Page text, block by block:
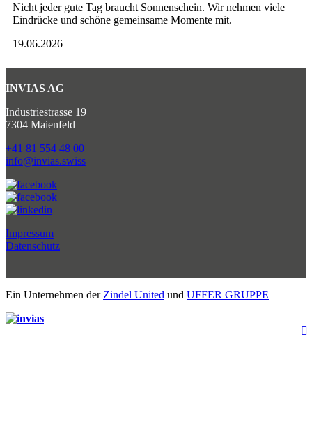
Nicht jeder gute Tag braucht Sonnenschein. Wir nehmen viele
Eindrücke und schöne gemeinsame Momente mit.
19.06.2026
INVIAS AG
Industriestrasse 19
7304 Maienfeld
+41 81 554 48 00
info@invias.swiss
Impressum
Datenschutz
Ein Unternehmen der Zindel United und UFFER GRUPPE